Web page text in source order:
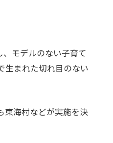
モデルのない子育て
生まれた切れ目のない
東海村などが実施を決